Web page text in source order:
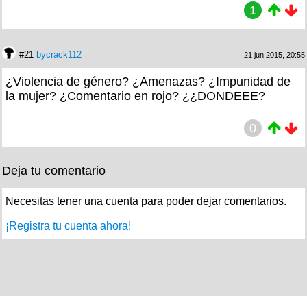
1
#21 bycrack112 21 jun 2015, 20:55
¿Violencia de género? ¿Amenazas? ¿Impunidad de
la mujer? ¿Comentario en rojo? ¿¿DONDEEE?
0
Deja tu comentario
Necesitas tener una cuenta para poder dejar comentarios.
¡Registra tu cuenta ahora!